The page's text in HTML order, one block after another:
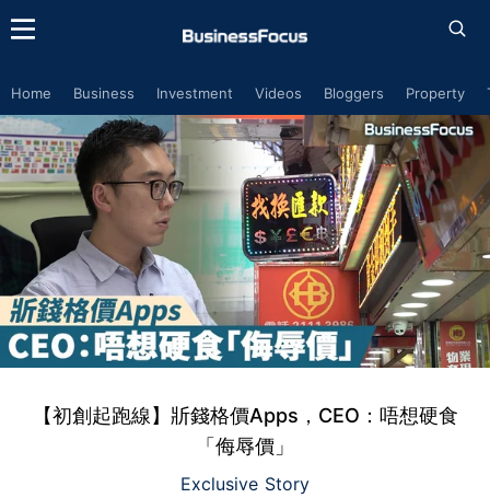
Home Business Investment Videos Bloggers Property
【初創起跑線】斨錢格價Apps，CEO：唔想硬食
「侮辱價」
Exclusive Story